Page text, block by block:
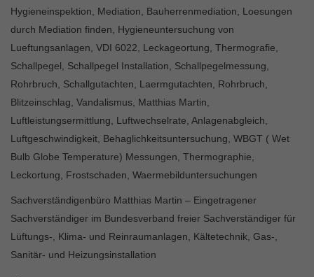
Hygieneinspektion, Mediation, Bauherrenmediation, Loesungen
durch Mediation finden, Hygieneuntersuchung von
Lueftungsanlagen, VDI 6022, Leckageortung, Thermografie,
Schallpegel, Schallpegel Installation, Schallpegelmessung,
Rohrbruch, Schallgutachten, Laermgutachten, Rohrbruch,
Blitzeinschlag, Vandalismus, Matthias Martin,
Luftleistungsermittlung, Luftwechselrate, Anlagenabgleich,
Luftgeschwindigkeit, Behaglichkeitsuntersuchung, WBGT ( Wet
Bulb Globe Temperature) Messungen, Thermographie,
Leckortung, Frostschaden, Waermebilduntersuchungen
Sachverständigenbüro Matthias Martin – Eingetragener
Sachverständiger im Bundesverband freier Sachverständiger für
Lüftungs-, Klima- und Reinraumanlagen, Kältetechnik, Gas-,
Sanitär- und Heizungsinstallation